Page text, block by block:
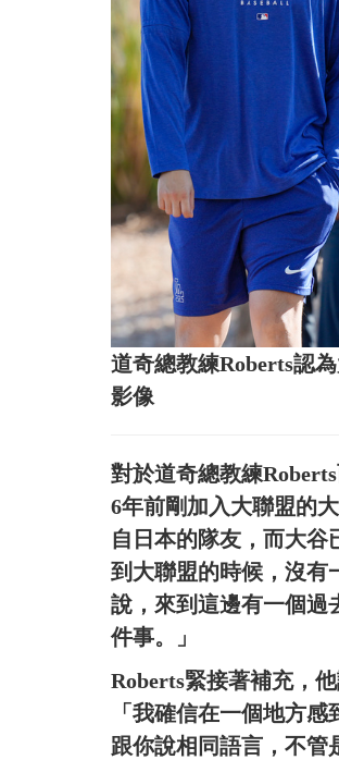
道奇總教練Roberts認
影像
對於道奇總教練
6年前剛加入大聯盟的
自日本的隊友，而大谷
到大聯盟的時候，沒有
說，來到這邊有一個過
件事。」
Roberts緊接著補充，
「我確信在一個地方
跟你說相同語言，不管